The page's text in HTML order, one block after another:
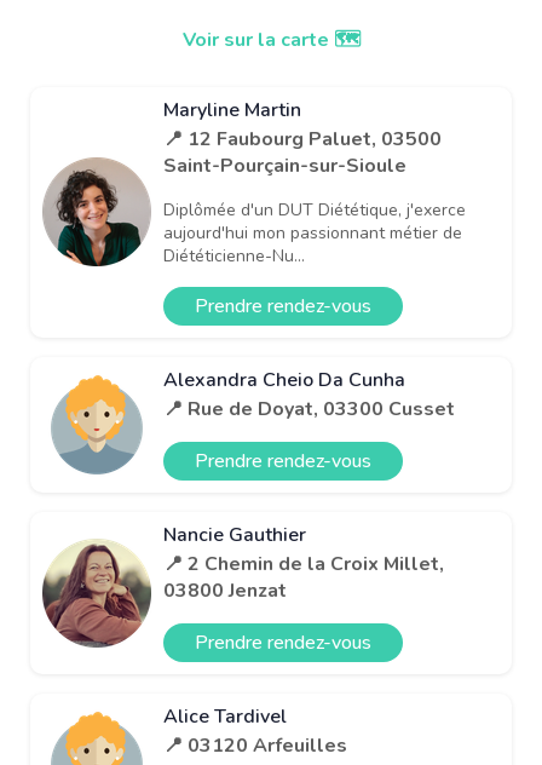
Voir sur la carte 🗺️
Maryline Martin
📍 12 Faubourg Paluet, 03500
Saint-Pourçain-sur-Sioule
Diplômée d'un DUT Diététique, j'exerce
aujourd'hui mon passionnant métier de
Diététicienne-Nu...
Prendre rendez-vous
Alexandra Cheio Da Cunha
📍 Rue de Doyat, 03300 Cusset
Prendre rendez-vous
Nancie Gauthier
📍 2 Chemin de la Croix Millet,
03800 Jenzat
Prendre rendez-vous
Alice Tardivel
📍 03120 Arfeuilles